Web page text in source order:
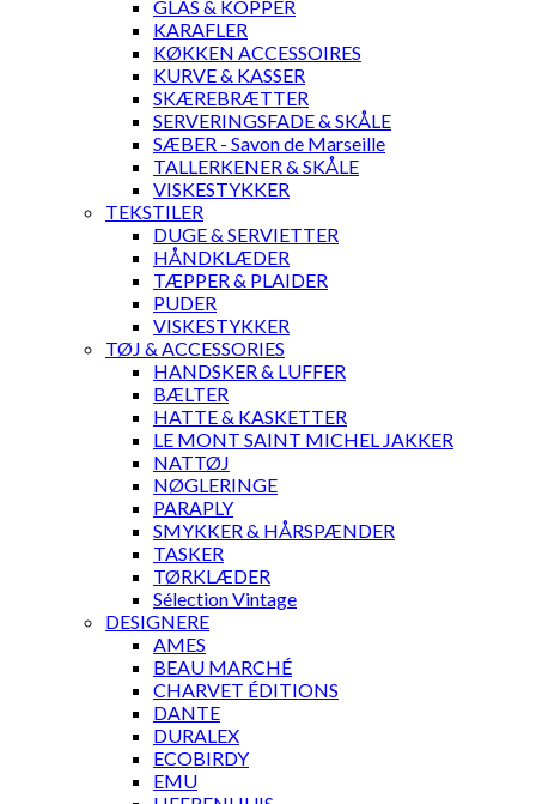
GLAS & KOPPER
KARAFLER
KØKKEN ACCESSOIRES
KURVE & KASSER
SKÆREBRÆTTER
SERVERINGSFADE & SKÅLE
SÆBER - Savon de Marseille
TALLERKENER & SKÅLE
VISKESTYKKER
TEKSTILER
DUGE & SERVIETTER
HÅNDKLÆDER
TÆPPER & PLAIDER
PUDER
VISKESTYKKER
TØJ & ACCESSORIES
HANDSKER & LUFFER
BÆLTER
HATTE & KASKETTER
LE MONT SAINT MICHEL JAKKER
NATTØJ
NØGLERINGE
PARAPLY
SMYKKER & HÅRSPÆNDER
TASKER
TØRKLÆDER
Sélection Vintage
DESIGNERE
AMES
BEAU MARCHÉ
CHARVET ÉDITIONS
DANTE
DURALEX
ECOBIRDY
EMU